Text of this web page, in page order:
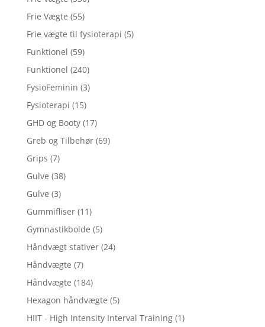
Frie Vægte (55)
Frie vægte til fysioterapi (5)
Funktionel (59)
Funktionel (240)
FysioFeminin (3)
Fysioterapi (15)
GHD og Booty (17)
Greb og Tilbehør (69)
Grips (7)
Gulve (38)
Gulve (3)
Gummifliser (11)
Gymnastikbolde (5)
Håndvægt stativer (24)
Håndvægte (7)
Håndvægte (184)
Hexagon håndvægte (5)
HIIT - High Intensity Interval Training (1)